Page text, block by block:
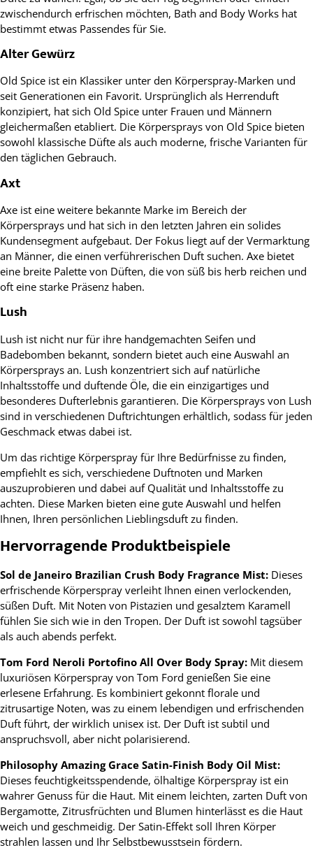
zwischendurch erfrischen möchten, Bath and Body Works hat
bestimmt etwas Passendes für Sie.
Alter Gewürz
Old Spice ist ein Klassiker unter den Körperspray-Marken und
seit Generationen ein Favorit. Ursprünglich als Herrenduft
konzipiert, hat sich Old Spice unter Frauen und Männern
gleichermaßen etabliert. Die Körpersprays von Old Spice bieten
sowohl klassische Düfte als auch moderne, frische Varianten für
den täglichen Gebrauch.
Axt
Axe ist eine weitere bekannte Marke im Bereich der
Körpersprays und hat sich in den letzten Jahren ein solides
Kundensegment aufgebaut. Der Fokus liegt auf der Vermarktung
an Männer, die einen verführerischen Duft suchen. Axe bietet
eine breite Palette von Düften, die von süß bis herb reichen und
oft eine starke Präsenz haben.
Lush
Lush ist nicht nur für ihre handgemachten Seifen und
Badebomben bekannt, sondern bietet auch eine Auswahl an
Körpersprays an. Lush konzentriert sich auf natürliche
Inhaltsstoffe und duftende Öle, die ein einzigartiges und
besonderes Dufterlebnis garantieren. Die Körpersprays von Lush
sind in verschiedenen Duftrichtungen erhältlich, sodass für jeden
Geschmack etwas dabei ist.
Um das richtige Körperspray für Ihre Bedürfnisse zu finden,
empfiehlt es sich, verschiedene Duftnoten und Marken
auszuprobieren und dabei auf Qualität und Inhaltsstoffe zu
achten. Diese Marken bieten eine gute Auswahl und helfen
Ihnen, Ihren persönlichen Lieblingsduft zu finden.
Hervorragende Produktbeispiele
Sol de Janeiro Brazilian Crush Body Fragrance Mist: Dieses
erfrischende Körperspray verleiht Ihnen einen verlockenden,
süßen Duft. Mit Noten von Pistazien und gesalztem Karamell
fühlen Sie sich wie in den Tropen. Der Duft ist sowohl tagsüber
als auch abends perfekt.
Tom Ford Neroli Portofino All Over Body Spray: Mit diesem
luxuriösen Körperspray von Tom Ford genießen Sie eine
erlesene Erfahrung. Es kombiniert gekonnt florale und
zitrusartige Noten, was zu einem lebendigen und erfrischenden
Duft führt, der wirklich unisex ist. Der Duft ist subtil und
anspruchsvoll, aber nicht polarisierend.
Philosophy Amazing Grace Satin-Finish Body Oil Mist:
Dieses feuchtigkeitsspendende, ölhaltige Körperspray ist ein
wahrer Genuss für die Haut. Mit einem leichten, zarten Duft von
Bergamotte, Zitrusfrüchten und Blumen hinterlässt es die Haut
weich und geschmeidig. Der Satin-Effekt soll Ihren Körper
strahlen lassen und Ihr Selbstbewusstsein fördern.